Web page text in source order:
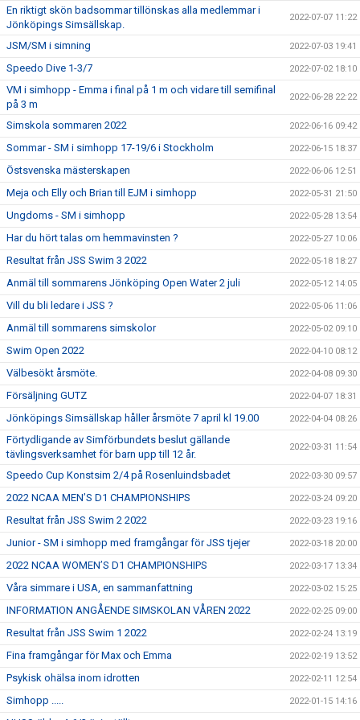
En riktigt skön badsommar tillönskas alla medlemmar i
Jönköpings Simsällskap.
2022-07-07 11:22
JSM/SM i simning 2022-07-03 19:41
Speedo Dive 1-3/7 2022-07-02 18:10
VM i simhopp - Emma i final på 1 m och vidare till semifinal
på 3 m
2022-06-28 22:22
Simskola sommaren 2022 2022-06-16 09:42
Sommar - SM i simhopp 17-19/6 i Stockholm 2022-06-15 18:37
Östsvenska mästerskapen 2022-06-06 12:51
Meja och Elly och Brian till EJM i simhopp 2022-05-31 21:50
Ungdoms - SM i simhopp 2022-05-28 13:54
Har du hört talas om hemmavinsten ? 2022-05-27 10:06
Resultat från JSS Swim 3 2022 2022-05-18 18:27
Anmäl till sommarens Jönköping Open Water 2 juli 2022-05-12 14:05
Vill du bli ledare i JSS ? 2022-05-06 11:06
Anmäl till sommarens simskolor 2022-05-02 09:10
Swim Open 2022 2022-04-10 08:12
Välbesökt årsmöte. 2022-04-08 09:30
Försäljning GUTZ 2022-04-07 18:31
Jönköpings Simsällskap håller årsmöte 7 april kl 19.00 2022-04-04 08:26
Förtydligande av Simförbundets beslut gällande
tävlingsverksamhet för barn upp till 12 år.
2022-03-31 11:54
Speedo Cup Konstsim 2/4 på Rosenluindsbadet 2022-03-30 09:57
2022 NCAA MEN’S D1 CHAMPIONSHIPS 2022-03-24 09:20
Resultat från JSS Swim 2 2022 2022-03-23 19:16
Junior - SM i simhopp med framgångar för JSS tjejer 2022-03-18 20:00
2022 NCAA WOMEN’S D1 CHAMPIONSHIPS 2022-03-17 13:34
Våra simmare i USA, en sammanfattning 2022-03-02 15:25
INFORMATION ANGÅENDE SIMSKOLAN VÅREN 2022 2022-02-25 09:00
Resultat från JSS Swim 1 2022 2022-02-24 13:19
Fina framgångar för Max och Emma 2022-02-19 13:52
Psykisk ohälsa inom idrotten 2022-02-11 12:54
Simhopp ..... 2022-01-15 14:16